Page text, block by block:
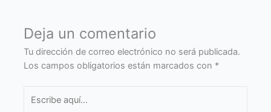
Deja un comentario
Tu dirección de correo electrónico no será publicada.
Los campos obligatorios están marcados con *
aquí...